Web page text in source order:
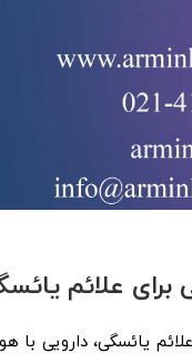
برای علائم
یائسگی، دارویی